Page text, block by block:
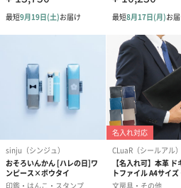
写真付きメッセージカ
写真付き
ード（
ンク（680
包装紙
ラッピングを施してお届けいたしま